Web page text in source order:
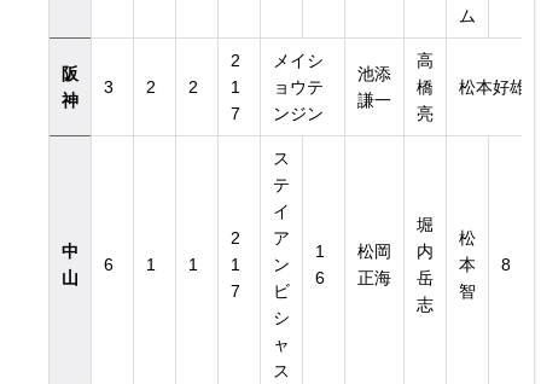
ム
阪
神
3 2 2
2
1
7
メイシ
ョウテ
ンジン
池添
謙一
高
橋
亮
松本好雄
中
山
6 1 1
2
1
7
ス
テ
イ
ア
ン
ビ
シ
ャ
ス
1
6
松岡
正海
堀
内
岳
志
松
本
智
8